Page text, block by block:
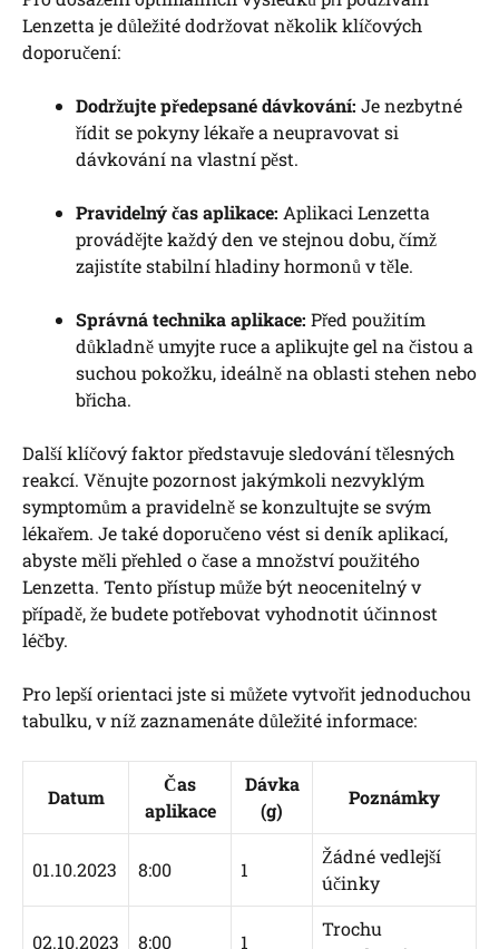
Lenzetta je důležité dodržovat několik klíčových
doporučení:
Dodržujte předepsané dávkování: Je nezbytné
řídit se pokyny lékaře a neupravovat si
dávkování na vlastní pěst.
Pravidelný čas aplikace: Aplikaci Lenzetta
provádějte každý den ve stejnou dobu, čímž
zajistíte stabilní hladiny hormonů v těle.
Správná technika aplikace: Před použitím
důkladně umyjte ruce a aplikujte gel na čistou a
suchou pokožku, ideálně na oblasti stehen nebo
břicha.
Další klíčový faktor představuje sledování tělesných
reakcí. Věnujte pozornost jakýmkoli nezvyklým
symptomům a pravidelně se konzultujte se svým
lékařem. Je také doporučeno vést si deník aplikací,
abyste měli přehled o čase a množství použitého
Lenzetta. Tento přístup může být neocenitelný v
případě, že budete potřebovat vyhodnotit účinnost
léčby.
Pro lepší orientaci jste si můžete vytvořit jednoduchou
tabulku, v níž zaznamenáte důležité informace:
Datum
Čas
aplikace
Dávka
(g)
Poznámky
01.10.2023 8:00 1
Žádné vedlejší
účinky
02.10.2023 8:00 1
Trochu